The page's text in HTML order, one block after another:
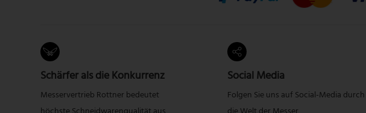
Schärfer als die Konkurrenz
Messervertrieb Rottner bedeutet
Social Media
Folgen Sie uns auf Social-Media durch